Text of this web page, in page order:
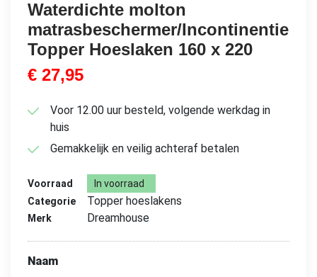
Waterdichte molton
matrasbeschermer/Incontinentie
Topper Hoeslaken 160 x 220
€ 27,95
Voor 12.00 uur besteld, volgende werkdag in
huis
Gemakkelijk en veilig achteraf betalen
Voorraad
In voorraad
Categorie
Topper hoeslakens
Merk Dreamhouse
Naam